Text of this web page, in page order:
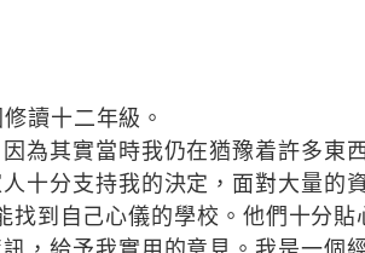
讀十二年級。
為其實當時我仍在猶豫着許多東
十分支持我的決定，面對大量的
到自己心儀的學校。他們十分貼